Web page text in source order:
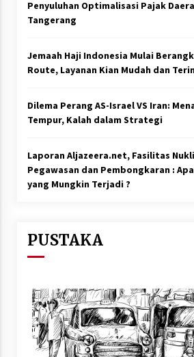
Penyuluhan Optimalisasi Pajak
Tangerang
Jemaah Haji Indonesia Mulai
Route, Layanan Kian Mudah dan
Dilema Perang AS-Israel VS Iran:
Tempur, Kalah dalam Strategi
Laporan Aljazeera.net, Fasilitas
Pegawasan dan Pembongkaran :
yang Mungkin Terjadi ?
PUSTAKA